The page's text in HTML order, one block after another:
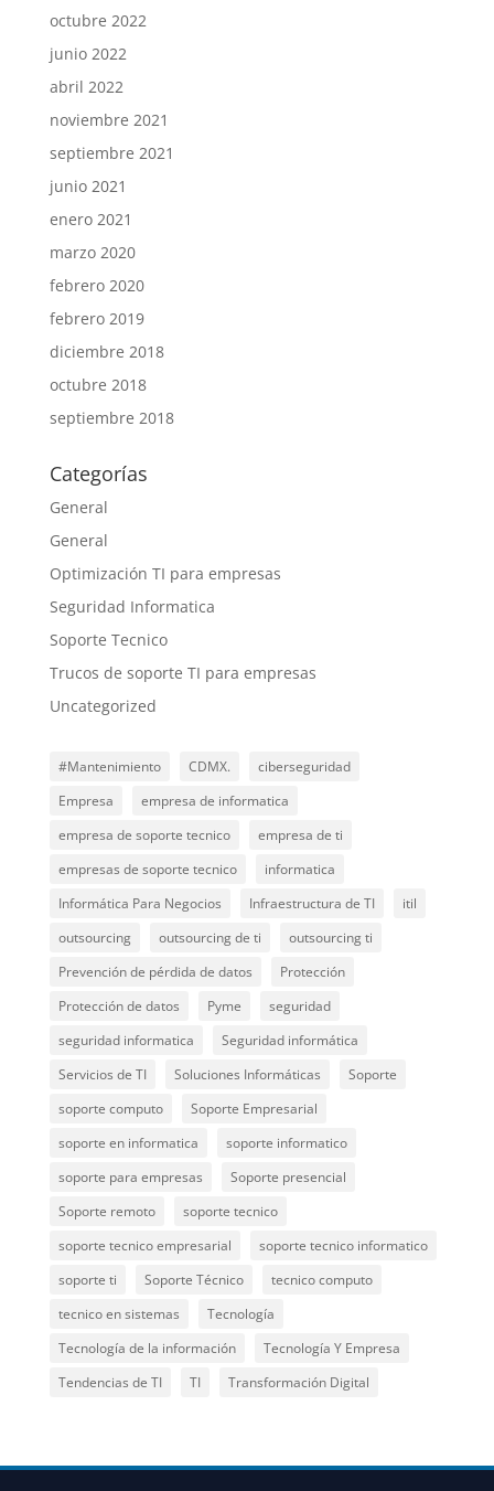
octubre 2022
junio 2022
abril 2022
noviembre 2021
septiembre 2021
junio 2021
enero 2021
marzo 2020
febrero 2020
febrero 2019
diciembre 2018
octubre 2018
septiembre 2018
Categorías
General
General
Optimización TI para empresas
Seguridad Informatica
Soporte Tecnico
Trucos de soporte TI para empresas
Uncategorized
#Mantenimiento CDMX.
ciberseguridad
Empresa
empresa de informatica
empresa de soporte tecnico
empresa de ti
empresas de soporte tecnico
informatica
Informática Para Negocios
Infraestructura de TI
itil
outsourcing
outsourcing de ti
outsourcing ti
Prevención de pérdida de datos
Protección
Protección de datos
Pyme
seguridad
seguridad informatica
Seguridad informática
Servicios de TI
Soluciones Informáticas
Soporte
soporte computo
Soporte Empresarial
soporte en informatica
soporte informatico
soporte para empresas
Soporte presencial
Soporte remoto
soporte tecnico
soporte tecnico empresarial
soporte tecnico informatico
soporte ti
Soporte Técnico
tecnico computo
tecnico en sistemas
Tecnología
Tecnología de la información
Tecnología Y Empresa
Tendencias de TI
TI Transformación Digital